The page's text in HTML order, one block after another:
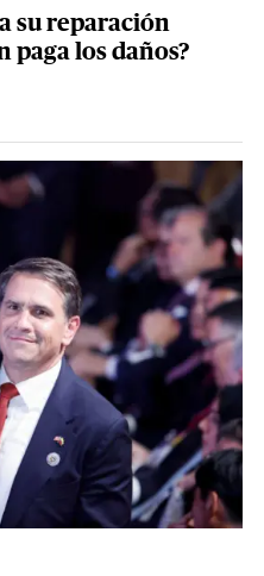
su reparación
paga los daños?